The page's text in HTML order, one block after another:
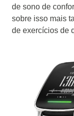
de sono de
sobre isso mais
de exercícios de